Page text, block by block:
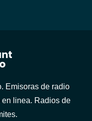
Emisoras de radio
linea. Radios de